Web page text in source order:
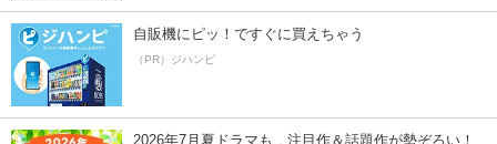
自販機にピッ！ですぐに買えちゃう
（PR）ジハンピ
2026年7月夏ドラマも、注目作＆話題作が勢ぞろい！